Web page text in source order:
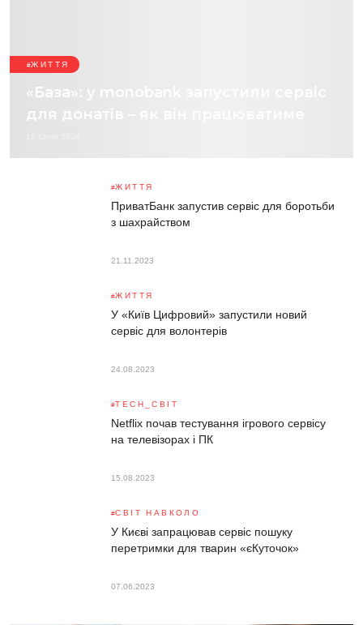
ЖИТТЯ
«База»: у monobank запустили сервіс
для донатів – як він працюватиме
ЖИТТЯ
ПриватБанк запустив сервіс для боротьби
з шахрайством
21.11.2023
ЖИТТЯ
У «Київ Цифровий» запустили новий
сервіс для волонтерів
24.08.2023
TECH_СВІТ
Netflix почав тестування ігрового сервісу
на телевізорах і ПК
15.08.2023
СВІТ НАВКОЛО
У Києві запрацював сервіс пошуку
перетримки для тварин «єКуточок»
07.06.2023